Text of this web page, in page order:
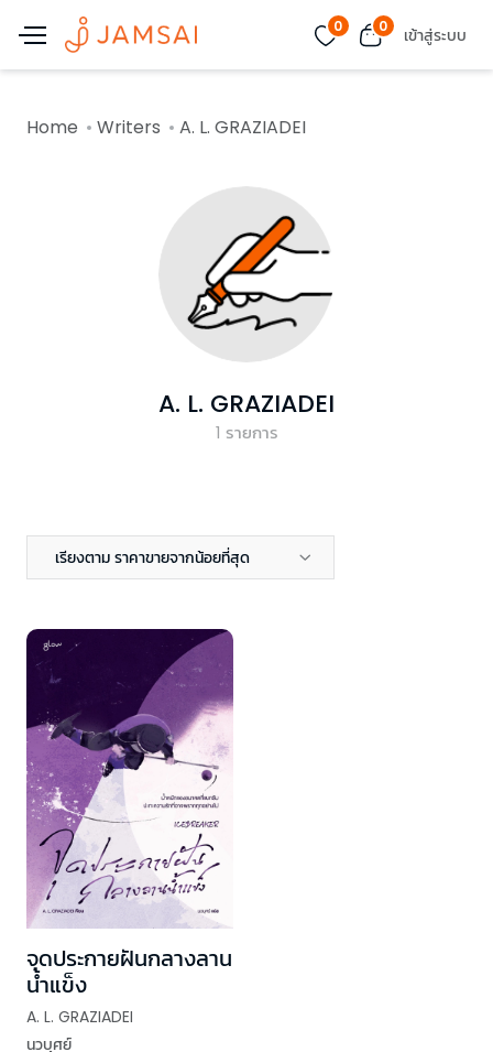
0 0 เข้าสู่ระบบ
Home Writers A. L. GRAZIADEI
A. L. GRAZIADEI
1 รายการ
เรียงตาม ราคาขายจากน้อยที่สุด
จุดประกายฝันกลางลาน
น้ำแข็ง
A. L. GRAZIADEI
นวบุศย์